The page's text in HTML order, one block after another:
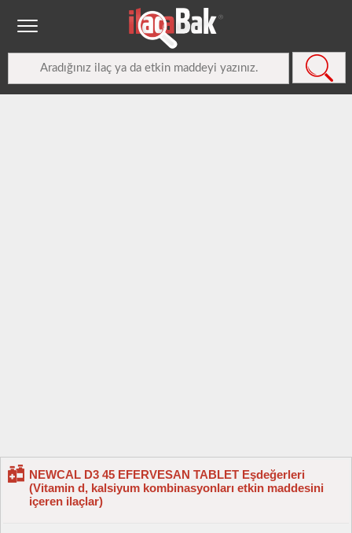
NEWCAL D3 45 EFERVESAN TABLET Eşdeğerleri
(Vitamin d, kalsiyum kombinasyonları etkin maddesini
içeren ilaçlar)